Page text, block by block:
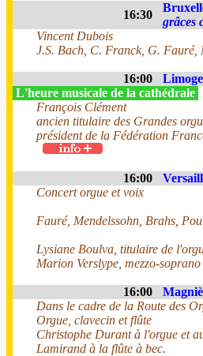
16:30
grâces
Vincent Dubois
J.S. Bach, C. Franck, G. Fauré,
16:00
L'heure musicale de la cathédrale
François Clément
ancien titulaire des Grandes
président de la Fédération
16:00
Concert orgue et voix
Fauré, Mendelssohn, Brahs,
Lysiane Boulva, titulaire de
Marion Verslype, mezzo-soprano
16:00
Dans le cadre de la Route des
Orgue, clavecin et flûte
Christophe Durant à l'orgue et
Lamirand à la flûte à bec.